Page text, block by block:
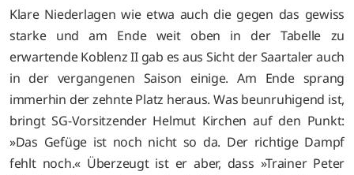
Klare Niederlagen wie etwa auch die gegen das gewiss
starke und am Ende weit oben in der Tabelle zu
erwartende Koblenz II gab es aus Sicht der Saartaler auch
in der vergangenen Saison einige. Am Ende sprang
immerhin der zehnte Platz heraus. Was beunruhigend ist,
bringt SG-Vorsitzender Helmut Kirchen auf den Punkt:
»Das Gefüge ist noch nicht so da. Der richtige Dampf
fehlt noch.« Überzeugt ist er aber, dass »Trainer Peter